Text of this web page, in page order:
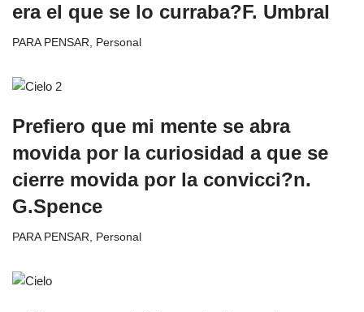
era el que se lo curraba?F. Umbral
PARA PENSAR, Personal
Prefiero que mi mente se abra
movida por la curiosidad a que se
cierre movida por la convicci?n.
G.Spence
PARA PENSAR, Personal